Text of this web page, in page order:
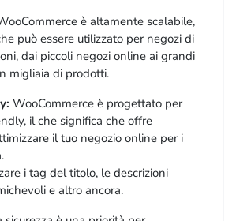
è altamente scalabile,
può essere utilizzato per negozi di
dai piccoli negozi online ai grandi
migliaia di prodotti.
WooCommerce è progettato per
il che significa che offre
il tuo negozio online per i
i tag del titolo, le descrizioni
e altro ancora.